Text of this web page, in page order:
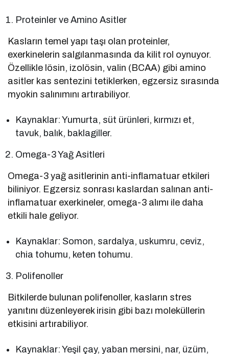
Proteinler ve Amino Asitler
Kasların temel yapı taşı olan proteinler,
exerkinelerin salgılanmasında da kilit rol oynuyor.
Özellikle lösin, izolösin, valin (BCAA) gibi amino
asitler kas sentezini tetiklerken, egzersiz sırasında
myokin salınımını artırabiliyor.
Kaynaklar: Yumurta, süt ürünleri, kırmızı et,
tavuk, balık, baklagiller.
Omega-3 Yağ Asitleri
Omega-3 yağ asitlerinin anti-inflamatuar etkileri
biliniyor. Egzersiz sonrası kaslardan salınan anti-
inflamatuar exerkineler, omega-3 alımı ile daha
etkili hale geliyor.
Kaynaklar: Somon, sardalya, uskumru, ceviz,
chia tohumu, keten tohumu.
Polifenoller
Bitkilerde bulunan polifenoller, kasların stres
yanıtını düzenleyerek irisin gibi bazı moleküllerin
etkisini artırabiliyor.
Kaynaklar: Yeşil çay, yaban mersini, nar, üzüm,